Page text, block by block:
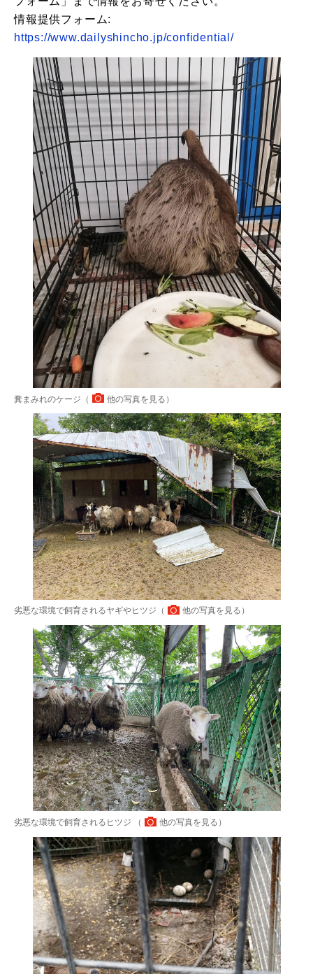
情報提供フォーム:
https://www.dailyshincho.jp/confidential/
糞まみれのケージ（ 他の写真を見る ）
劣悪な環境で飼育されるヤギやヒツジ（ 他の写真を見る ）
劣悪な環境で飼育されるヒツジ （ 他の写真を見る ）